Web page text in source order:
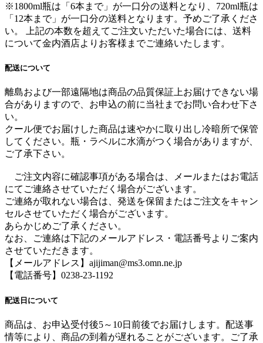
※1800ml瓶は「6本まで」が一口分の送料となり、720ml瓶は
「12本まで」が一口分の送料となります。 予めご了承くださ
い。 上記の本数を超えてご注文いただいた場合には、送料
について金内酒店よりお客様までご連絡いたします。
配送について
離島および一部遠隔地は商品の品質保証上お届けできない場
合がありますので、お申込の前に当社までお問い合わせ下さ
い。
クール便でお届けした商品は速やかに取り出し冷暗所で保管
してください。瓶・ラベルに水滴がつく場合がありますが、
ご了承下さい。
ご注文内容に確認事項がある場合は、メールまたはお電話
にてご連絡させていただく場合がございます。
ご連絡が取れない場合は、発送を保留またはご注文をキャン
セルさせていただく場合がございます。
あらかじめご了承ください。
なお、ご連絡は下記のメールアドレス・電話番号よりご案内
させていただきます。
【メールアドレス】ajijiman@ms3.omn.ne.jp
【電話番号】0238-23-1192
配送日について
商品は、お申込受付後5～10日前後でお届けします。配送事
情等により、商品の到着が遅れることがございます。ご了承